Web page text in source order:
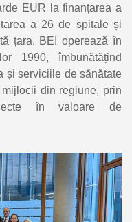
EUR la finanțarea a
a 26 de spitale și
țara. BEI operează în
1990, îmbunătățind
și serviciile de sănătate
din regiune, prin
în valoare de